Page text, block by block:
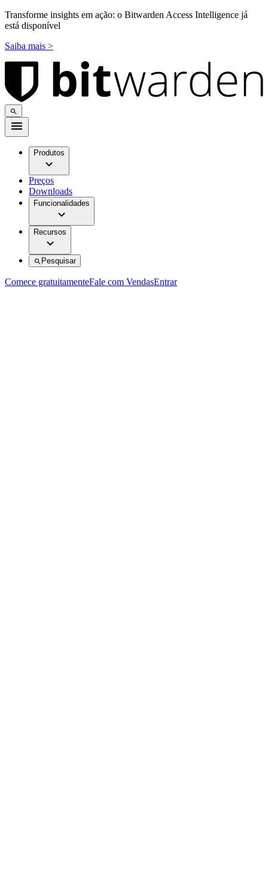
Transforme insights em ação: o Bitwarden Access Intelligence já
está disponível
Saiba mais >
Produtos
Preços
Downloads
Funcionalidades
Recursos
Pesquisar
Comece gratuitamenteFale com VendasEntrar